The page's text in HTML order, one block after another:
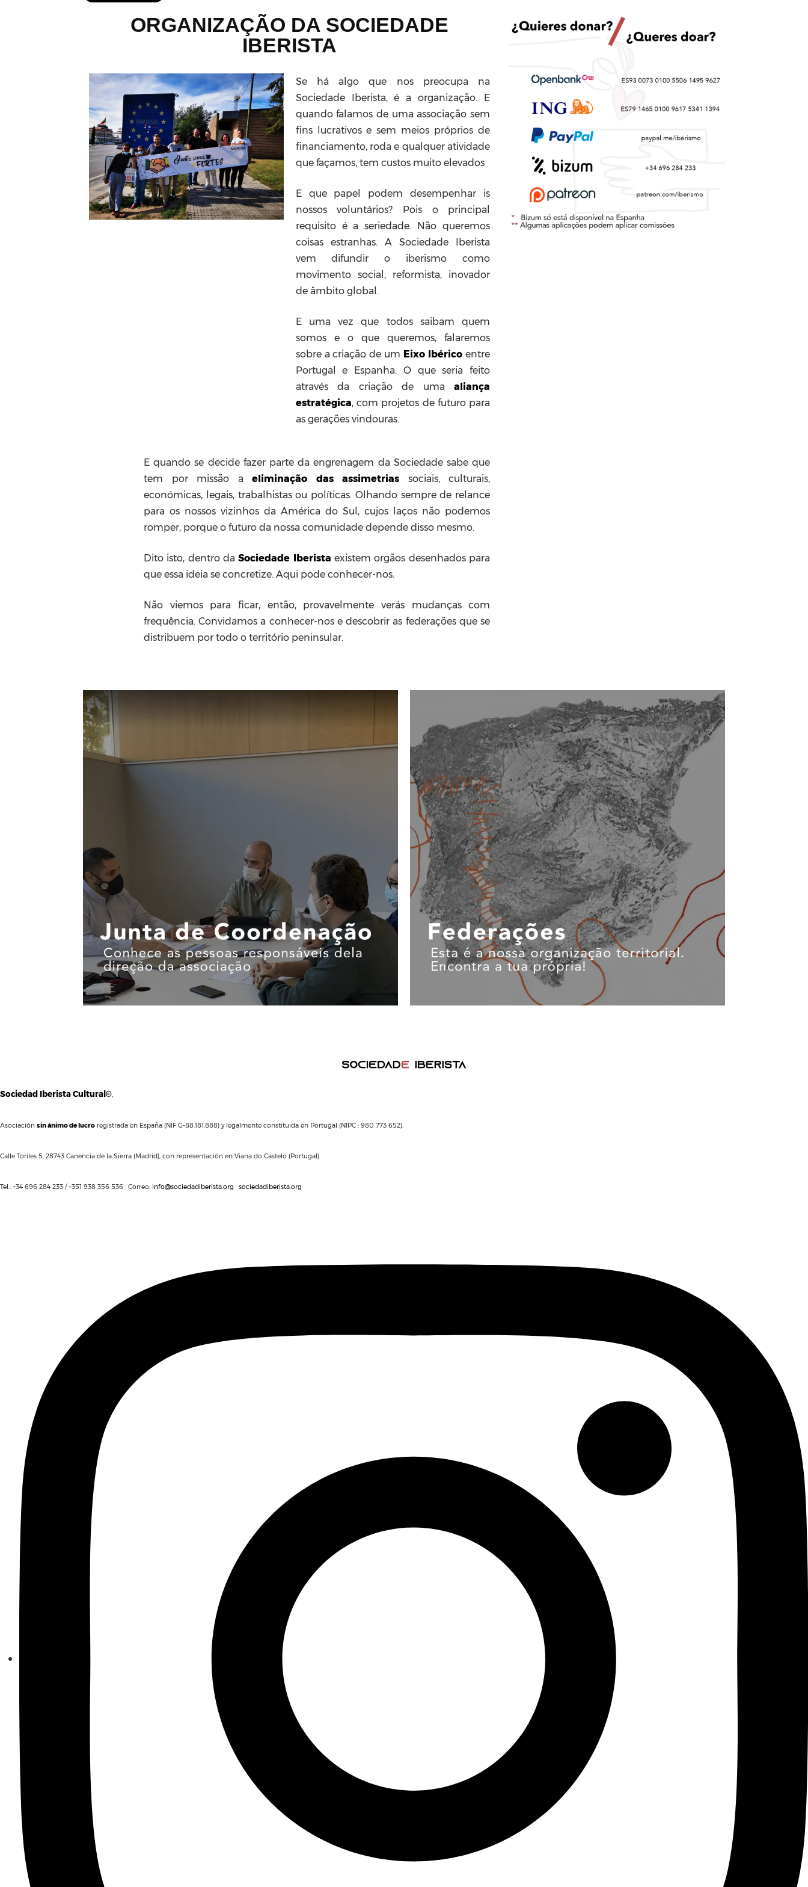
ORGANIZAÇÃO DA SOCIEDADE
IBERISTA
Se há algo que nos preocupa na
Sociedade Iberista, é a organização. E
quando falamos de uma associação sem
fins lucrativos e sem meios próprios de
financiamento, roda e qualquer atividade
que façamos, tem custos muito elevados
E que papel podem desempenhar is
nossos voluntários? Pois o principal
requisito é a seriedade. Não queremos
coisas estranhas. A Sociedade Iberista
vem difundir o iberismo como
movimento social, reformista, inovador
de âmbito global.
E uma vez que todos saibam quem
somos e o que queremos, falaremos
sobre a criação de um Eixo Ibérico entre
Portugal e Espanha. O que seria feito
através da criação de umaaliança
estratégica, com projetos de futuro para
as gerações vindouras.
Equando se decide fazer parte da engrenagem da Sociedade sabe que
tem por missão aeliminação das assimetrias sociais, culturais,
económicas, legais, trabalhistas ou políticas. Olhando sempre de relance
para os nossos vizinhos da América do Sul, cujos laços não podemos
romper, porque o futuro da nossa comunidade depende disso mesmo.
Dito isto, dentro daSociedade Iberista existem orgãos desenhados para
que essa ideia se concretize. Aqui pode conhecer-nos.
Não viemos para ficar, então, provavelmente verás mudanças com
frequência. Convidamos a conhecer-nos e descobrir as federações que se
distribuem por todo o território peninsular.
Sociedad Iberista Cultural©,
Asociación sin ánimo de lucro registrada en España (NIF G-88.181.888) y legalmente constituida en Portugal (NIPC : 980 773 652).
Calle Toriles 5, 28743 Canencia de la Sierra (Madrid), con representación en Viana do Castelo (Portugal).
Tel.: +34 696 284 233 / +351 938 356 536 · Correo: info@sociedadiberista.org · sociedadiberista.org